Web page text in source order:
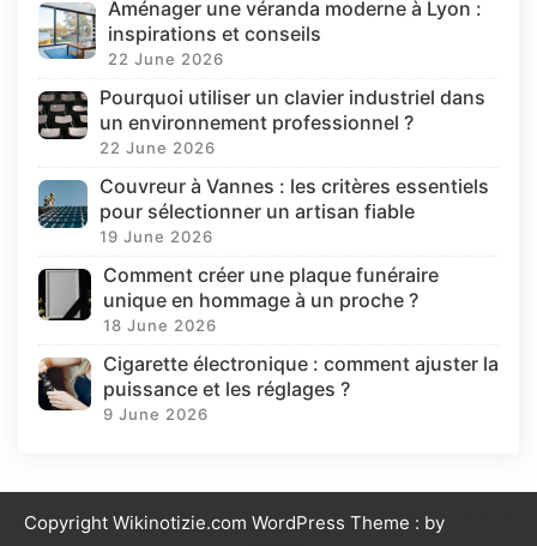
Aménager une véranda moderne à Lyon :
inspirations et conseils
22 June 2026
Pourquoi utiliser un clavier industriel dans
un environnement professionnel ?
22 June 2026
Couvreur à Vannes : les critères essentiels
pour sélectionner un artisan fiable
19 June 2026
Comment créer une plaque funéraire
unique en hommage à un proche ?
18 June 2026
Cigarette électronique : comment ajuster la
puissance et les réglages ?
9 June 2026
Copyright Wikinotizie.com WordPress Theme : by